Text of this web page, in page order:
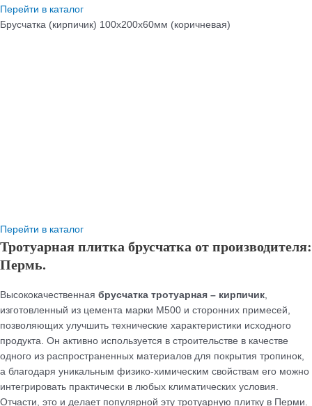
Перейти в каталог
Брусчатка (кирпичик) 100х200х60мм (коричневая)
Перейти в каталог
Тротуарная плитка брусчатка от производителя:
Пермь.
Высококачественная брусчатка тротуарная – кирпичик,
изготовленный из цемента марки М500 и сторонних примесей,
позволяющих улучшить технические характеристики исходного
продукта. Он активно используется в строительстве в качестве
одного из распространенных материалов для покрытия тропинок,
а благодаря уникальным физико-химическим свойствам его можно
интегрировать практически в любых климатических условия.
Отчасти, это и делает популярной эту тротуарную плитку в Перми.